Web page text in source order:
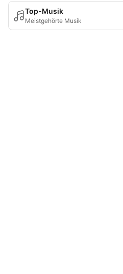
Top-Musik
Meistgehörte Musik